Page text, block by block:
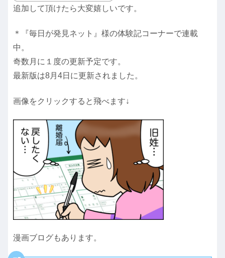
追加して頂けたら大変嬉しいです。
＊『毎日が発見ネット』様の体験記コーナーで連載
中。
奇数月に１度の更新予定です。
最新版は8月4日に更新されました。
画像をクリックすると飛べます↓
漫画ブログもあります。